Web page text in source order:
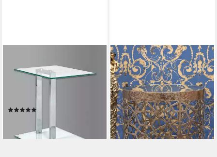
Beistelltisch Sofatisch,
Wohnzimmertisch (1-St),
ab 97,00 €
lieferbar - in 4-5 Werktagen bei dir
HAKU
Beistelltisch Sofatisch,
Wohnzimmertisch (1-St),
zylindrisch - aus Metall Kupfer
B/T/H //50 cm
193,00 €
lieferbar - in 4-5 Werktagen bei dir